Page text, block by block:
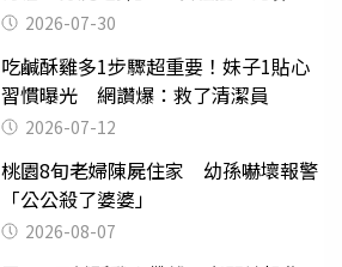
關 2026-07-30
吃鹹酥雞多1步驟超重要！妹子1貼心
習慣曝光 網讚爆：救了清潔員
2026-07-12
桃園8旬老婦陳屍住家 幼孫嚇壞報警
「公公殺了婆婆」
2026-08-07